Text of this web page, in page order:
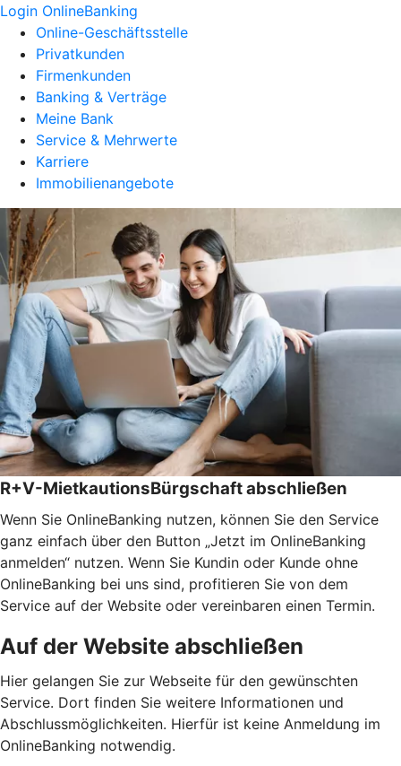
Login OnlineBanking
Online-Geschäftsstelle
Privatkunden
Firmenkunden
Banking & Verträge
Meine Bank
Service & Mehrwerte
Karriere
Immobilienangebote
R+V-MietkautionsBürgschaft abschließen
Wenn Sie OnlineBanking nutzen, können Sie den Service
ganz einfach über den Button „Jetzt im OnlineBanking
anmelden“ nutzen. Wenn Sie Kundin oder Kunde ohne
OnlineBanking bei uns sind, profitieren Sie von dem
Service auf der Website oder vereinbaren einen Termin.
Auf der Website abschließen
Hier gelangen Sie zur Webseite für den gewünschten
Service. Dort finden Sie weitere Informationen und
Abschlussmöglichkeiten. Hierfür ist keine Anmeldung im
OnlineBanking notwendig.